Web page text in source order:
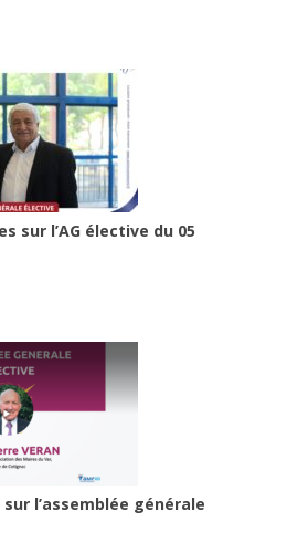
sur l’AG élective du 05
l’assemblée générale